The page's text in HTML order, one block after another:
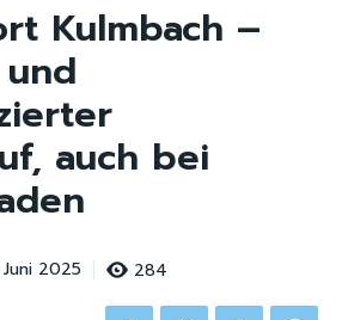
Kulmbach –
auch bei
2025 284